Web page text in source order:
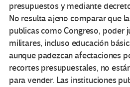
presupuestos y mediante
No resulta ajeno comparar que
publicas como Congreso, poder
militares, incluso educación
aunque padezcan afectaciones
recortes presupuestales, no
para vender. Las instituciones